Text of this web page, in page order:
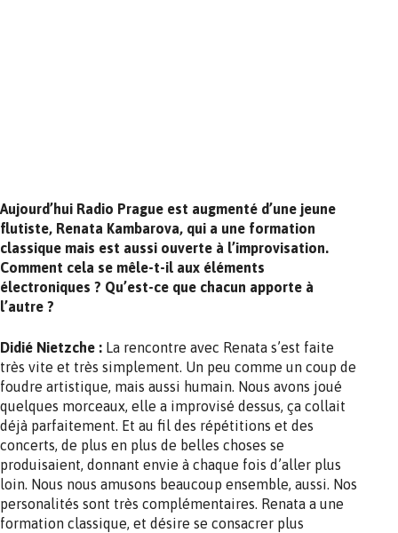
Aujourd’hui Radio Prague est augmenté d’une jeune
flutiste, Renata Kambarova, qui a une formation
classique mais est aussi ouverte à l’improvisation.
Comment cela se mêle-t-il aux éléments
électroniques ? Qu’est-ce que chacun apporte à
l’autre ?
Didié Nietzche : La rencontre avec Renata s’est faite
très vite et très simplement. Un peu comme un coup de
foudre artistique, mais aussi humain. Nous avons joué
quelques morceaux, elle a improvisé dessus, ça collait
déjà parfaitement. Et au fil des répétitions et des
concerts, de plus en plus de belles choses se
produisaient, donnant envie à chaque fois d’aller plus
loin. Nous nous amusons beaucoup ensemble, aussi. Nos
personalités sont très complémentaires. Renata a une
formation classique, et désire se consacrer plus